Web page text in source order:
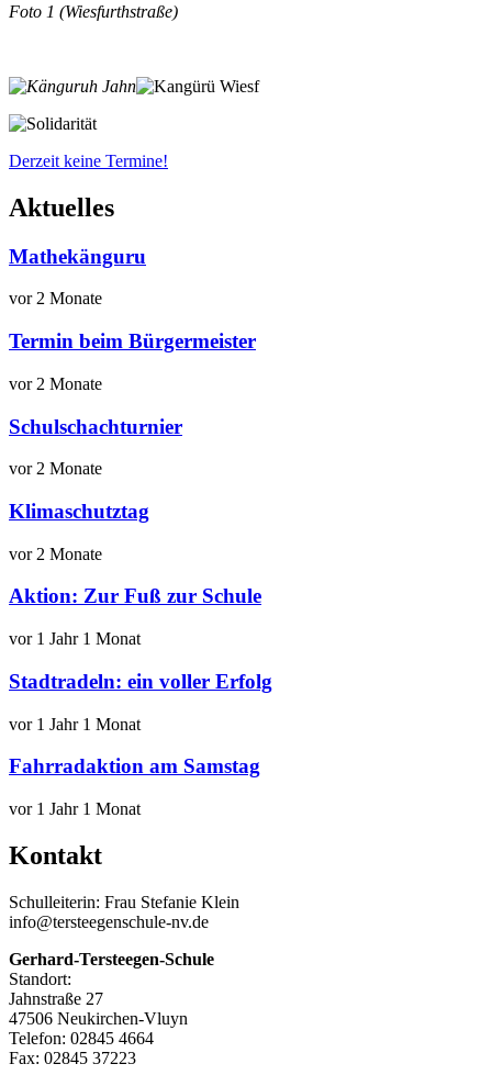
Foto 1 (Wiesfurthstraße)
Derzeit keine Termine!
Aktuelles
Mathekänguru
vor 2 Monate
Termin beim Bürgermeister
vor 2 Monate
Schulschachturnier
vor 2 Monate
Klimaschutztag
vor 2 Monate
Aktion: Zur Fuß zur Schule
vor 1 Jahr 1 Monat
Stadtradeln: ein voller Erfolg
vor 1 Jahr 1 Monat
Fahrradaktion am Samstag
vor 1 Jahr 1 Monat
Kontakt
Schulleiterin: Frau Stefanie Klein
info@tersteegenschule-nv.de
Gerhard-Tersteegen-Schule
Standort:
Jahnstraße 27
47506 Neukirchen-Vluyn
Telefon: 02845 4664
Fax: 02845 37223